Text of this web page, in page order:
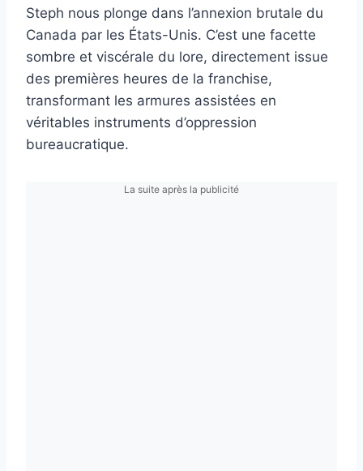
Steph nous plonge dans l’annexion brutale du
Canada par les États-Unis. C’est une facette
sombre et viscérale du lore, directement issue
des premières heures de la franchise,
transformant les armures assistées en
véritables instruments d’oppression
bureaucratique.
La suite après la publicité